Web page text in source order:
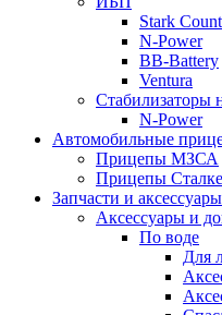
Stark
N-Power
BB-Battery
Ventura
Стабилизаторы
N-Power
Автомобильные
Прицепы МЗСА
Прицепы
Запчасти и аксессуары
Аксессуары и
По воде
Для